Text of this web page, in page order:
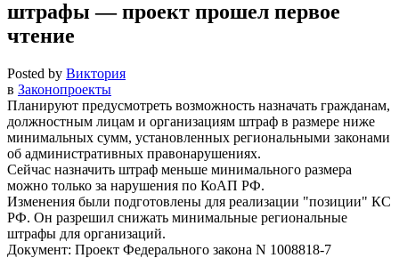
штрафы — проект прошел первое
чтение
Posted by Виктория
в Законопроекты
Планируют предусмотреть возможность назначать гражданам,
должностным лицам и организациям штраф в размере ниже
минимальных сумм, установленных региональными законами
об административных правонарушениях.
Сейчас назначить штраф меньше минимального размера
можно только за нарушения по КоАП РФ.
Изменения были подготовлены для реализации
позиции
КС
РФ. Он разрешил снижать минимальные региональные
штрафы для организаций.
Документ: Проект Федерального закона N 1008818-7